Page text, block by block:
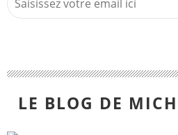
LE BLOG DE